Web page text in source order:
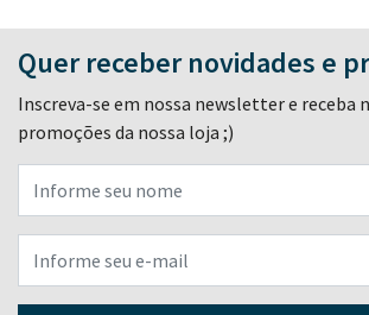
Quer receber novidades e
Inscreva-se em nossa newsletter e receba
promoções da nossa loja ;)